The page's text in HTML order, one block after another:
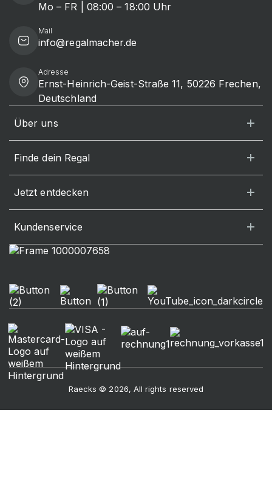
Mo – FR | 08:00 – 18:00 Uhr
Mail
info@regalmacher.de
Adresse
Ernst-Heinrich-Geist-Straße 11, 50226 Frechen,
Deutschland
Über uns
Finde dein Regal
Jetzt entdecken
Kundenservice
Raecks © 2026, All rights reserved